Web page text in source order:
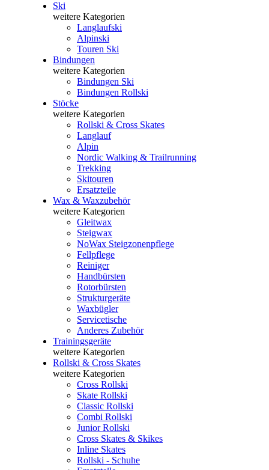
Ski
weitere Kategorien
Langlaufski
Alpinski
Touren Ski
Bindungen
weitere Kategorien
Bindungen Ski
Bindungen Rollski
Stöcke
weitere Kategorien
Rollski & Cross Skates
Langlauf
Alpin
Nordic Walking & Trailrunning
Trekking
Skitouren
Ersatzteile
Wax & Waxzubehör
weitere Kategorien
Gleitwax
Steigwax
NoWax Steigzonenpflege
Fellpflege
Reiniger
Handbürsten
Rotorbürsten
Strukturgeräte
Waxbügler
Servicetische
Anderes Zubehör
Trainingsgeräte
weitere Kategorien
Rollski & Cross Skates
weitere Kategorien
Cross Rollski
Skate Rollski
Classic Rollski
Combi Rollski
Junior Rollski
Cross Skates & Skikes
Inline Skates
Rollski - Schuhe